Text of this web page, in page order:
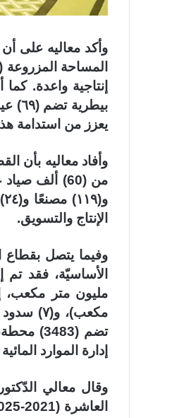
وأكد معاليه على
يعزز من استدامة
وأفاد معاليه بأن
الإنتاج والتسويق.
وفيما يتصل بقطاع
إدارة الموارد
وقال معالي